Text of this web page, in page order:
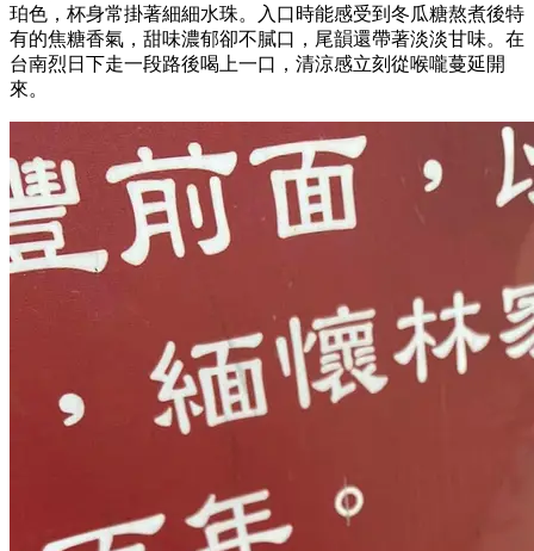
珀色，杯身常掛著細細水珠。入口時能感受到冬瓜糖熬煮後特
有的焦糖香氣，甜味濃郁卻不膩口，尾韻還帶著淡淡甘味。在
台南烈日下走一段路後喝上一口，清涼感立刻從喉嚨蔓延開
來。